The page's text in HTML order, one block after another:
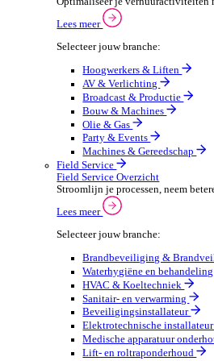
Automotive
Automotivebedrijven
Lees meer
Selecteer jouw branche:
Automaterialen
Verhuur
Verhuur Overzicht
Optimaliseer je
Lees meer
Selecteer jouw branche:
Hoogwerkers &
AV & Verlichting
Broadcast &
Bouw & Machines
Olie & Gas
Party & Events